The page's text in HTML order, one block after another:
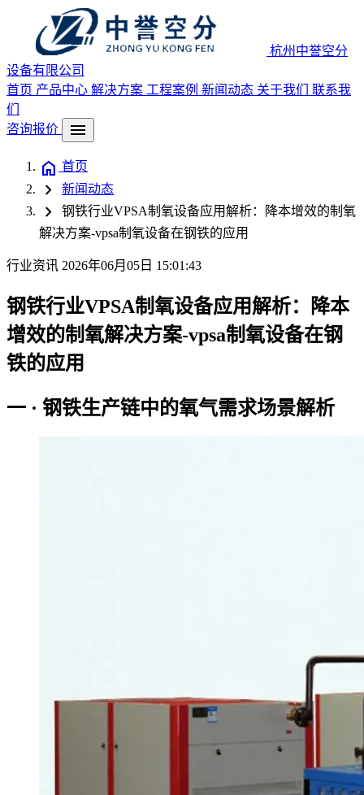
杭州中誉空分
设备有限公司
首页 产品中心 解决方案 工程案例 新闻动态 关于我们 联系我
们
咨询报价
menu
home 首页
chevron_right 新闻动态
chevron_right
钢铁行业VPSA制氧设备应用解析：降本增效的制氧
解决方案-vpsa制氧设备在钢铁的应用
行业资讯 2026年06月05日 15:01:43
钢铁行业VPSA制氧设备应用解析：降本
增效的制氧解决方案-vpsa制氧设备在钢
铁的应用
一 · 钢铁生产链中的氧气需求场景解析